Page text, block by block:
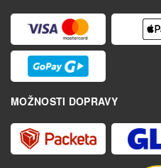
MOŽNOSTI DOPRAVY